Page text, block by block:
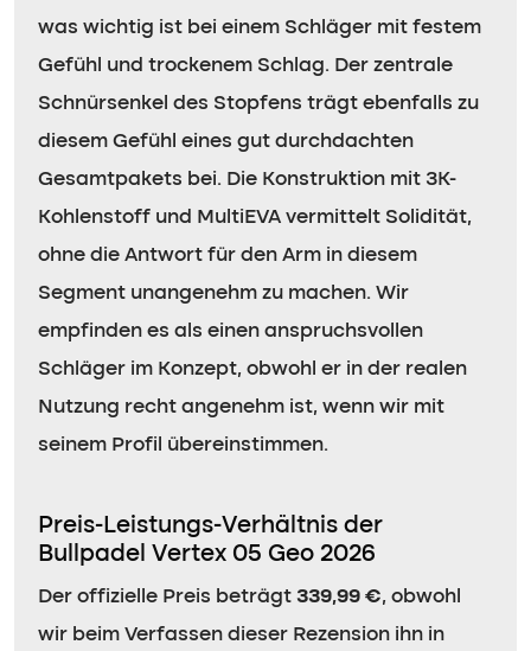
was wichtig ist bei einem Schläger mit festem
Gefühl und trockenem Schlag. Der zentrale
Schnürsenkel des Stopfens trägt ebenfalls zu
diesem Gefühl eines gut durchdachten
Gesamtpakets bei. Die Konstruktion mit 3K-
Kohlenstoff und MultiEVA vermittelt Solidität,
ohne die Antwort für den Arm in diesem
Segment unangenehm zu machen. Wir
empfinden es als einen anspruchsvollen
Schläger im Konzept, obwohl er in der realen
Nutzung recht angenehm ist, wenn wir mit
seinem Profil übereinstimmen.
Preis-Leistungs-Verhältnis der
Bullpadel Vertex 05 Geo 2026
Der offizielle Preis beträgt 339,99 €, obwohl
wir beim Verfassen dieser Rezension ihn in